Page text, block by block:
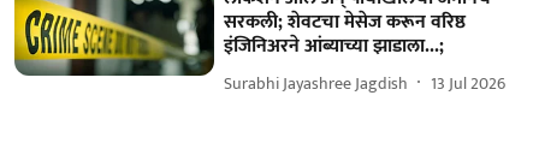
सरकली; शेवटचा मेसेज करून वरिष्ठ
इंजिनिअरने आंब्याच्या झाडाला...;
Surabhi Jayashree Jagdish 13 Jul 2026